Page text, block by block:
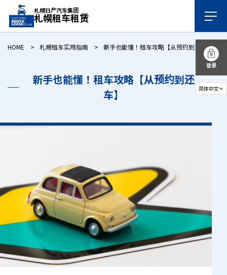
札幌日产汽车集团
札幌租车租赁
登录
HOME 札幌租车实用指南 新手也能懂！租车攻略【从预约到还车】
新手也能懂！租车攻略【从预约到还
车】